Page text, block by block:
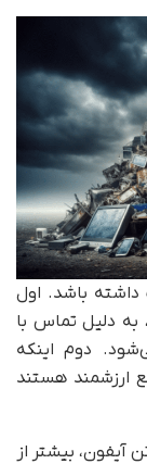
داشته باشد. اول
به دلیل تماس با
دوم اینکه
ارزشمند هستند
آیفون، بیشتر از